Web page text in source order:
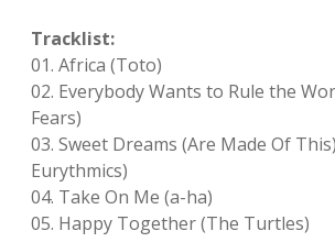
Adventskalender 2017
Adventskalender 2020
Tracklist:
01. Africa (Toto)
02. Everybody Wants to Rule the
Fears)
03. Sweet Dreams (Are Made Of
Eurythmics)
04. Take On Me (a-ha)
05. Happy Together (The Turtles)